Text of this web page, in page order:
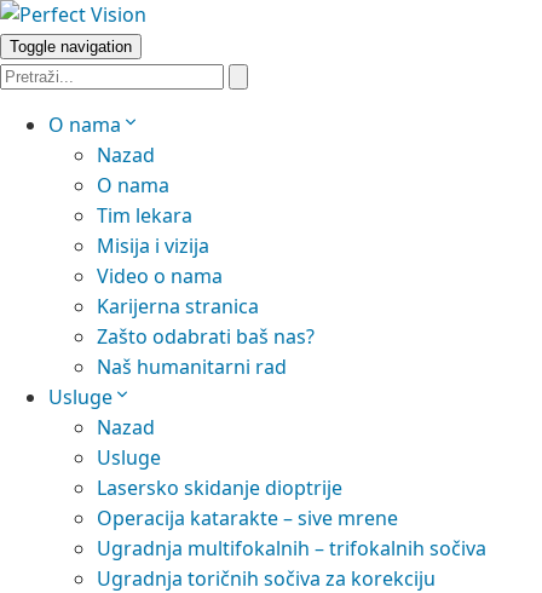
Toggle navigation
O nama
Nazad
O nama
Tim lekara
Misija i vizija
Video o nama
Karijerna stranica
Zašto odabrati baš nas?
Naš humanitarni rad
Usluge
Nazad
Usluge
Lasersko skidanje dioptrije
Operacija katarakte – sive mrene
Ugradnja multifokalnih – trifokalnih sočiva
Ugradnja toričnih sočiva za korekciju